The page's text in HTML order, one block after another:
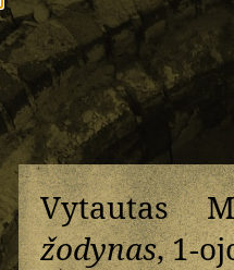
Vytautas
žodynas, 1-